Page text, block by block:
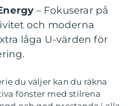
– Fokuserar på
och moderna
låga U-värden för
du väljer kan du räkna
fönster med stilrena